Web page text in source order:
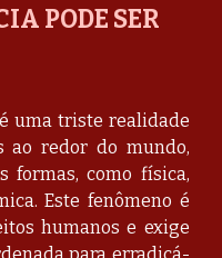
PODE SER
uma triste realidade
ao redor do mundo,
formas, como física,
Este fenômeno é
humanos e exige